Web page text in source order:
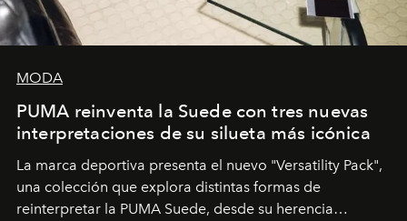
MODA
PUMA reinventa la Suede con tres nuevas
interpretaciones de su silueta más icónica
La marca deportiva presenta el nuevo "Versatility Pack",
una colección que explora distintas formas de
reinterpretar la PUMA Suede, desde su herencia